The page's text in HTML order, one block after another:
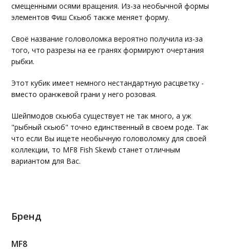
смещенными осями вращения. Из-за необычной формы
элементов Фиш Скьюб также меняет форму.
Своё название головоломка вероятно получила из-за
того, что разрезы на ее гранях формируют очертания
рыбки.
Этот кубик имеет немного нестандартную расцветку -
вместо оранжевой грани у него розовая.
Шейпмодов скьюба существует не так много, а уж
"рыбный скьюб" точно единственный в своем роде. Так
что если Вы ищете необычную головоломку для своей
коллекции, то MF8 Fish Skewb станет отличным
вариантом для Вас.
Бренд
MF8